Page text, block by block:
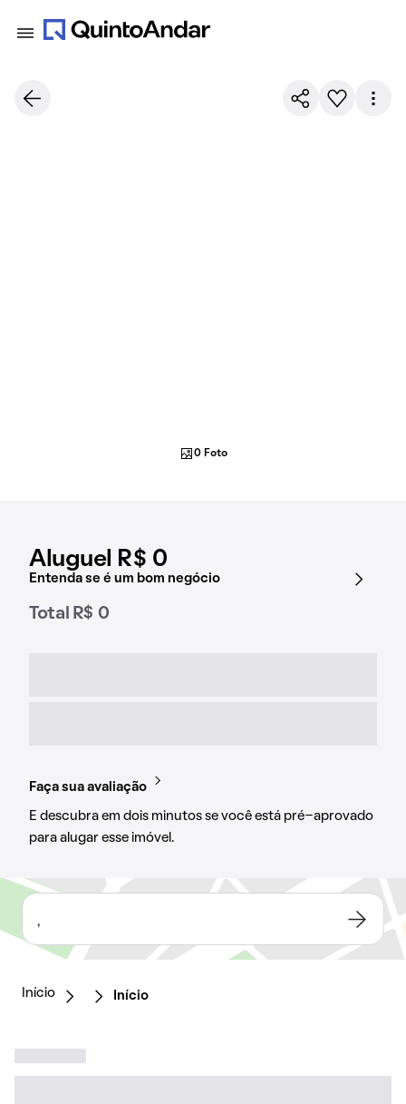
Aluguel R$ 0
Entenda se é um bom negócio
Total R$ 0
Faça sua avaliação
E descubra em dois minutos se você está pré-aprovado
para alugar esse imóvel.
0 Foto
,
Início Início